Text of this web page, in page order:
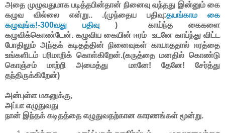
அதை முழுவதுமாக படித்தபின்தான் நினைவு வந்தது இன்னும் கை
கழுவ வில்லை என்று.. .(முந்தைய பதிவு:தயங்காம கை
கழுவுங்க!-300வது பதிவு ) காய்ந்த கைகளை
கழுவிக்கொண்டேன். கழுவிய கையின் ஈரம் உடனே காய்ந்து விட்ட
போதிலும் அந்தக் கடிதத்தின் நினைவுகள் காயாததால் ஈரத்தை
உங்களிடம் பரிமாறிக் கொள்கிறேன்.(கருத்தை மனதில் கொண்டு
கொஞ்சம் மாற்றி அமைத்து மானே! தேனே! சேர்த்து
தந்திருக்கிறேன்)
அன்புள்ள மகனுக்கு,
அப்பா எழுதுவது
நான் இந்தக் கடிதத்தை எழுதுவதற்கான காரணங்கள் மூன்று.